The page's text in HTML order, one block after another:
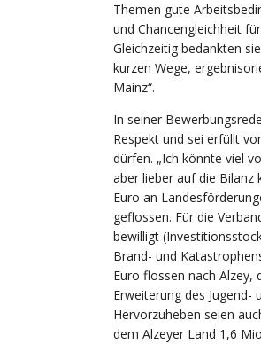
Themen gute
und Chancengleichheit
Gleichzeitig bedankten
kurzen Wege,
Mainz“.
In seiner
Respekt und sei erfüllt
dürfen. „Ich könnte viel
aber lieber auf die Bilanz
Euro an
geflossen. Für die
bewilligt
Brand- und
Euro flossen nach Alzey,
Erweiterung des
Hervorzuheben seien
dem Alzeyer Land 1,6